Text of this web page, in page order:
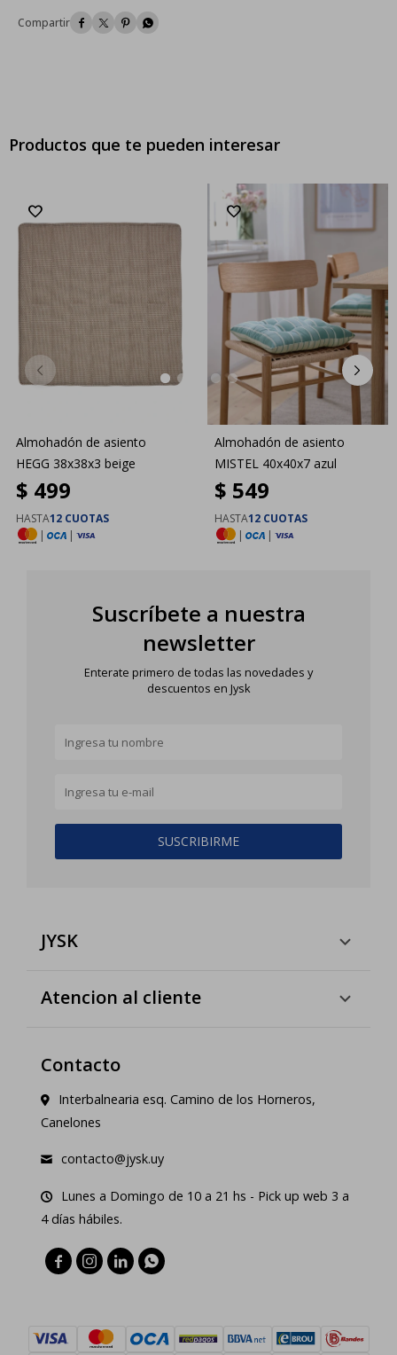
   
Productos que te pueden interesar
Almohadón de asiento
HEGG 38x38x3 beige
$ 499
HASTA12 CUOTAS
|
|
Almohadón de asiento
MISTEL 40x40x7 azul
$ 549
HASTA12 CUOTAS
|
|
Suscríbete a nuestra
newsletter
Enterate primero de todas las novedades y
descuentos en Jysk
SUSCRIBIRME
JYSK
Atencion al cliente
Contacto
Interbalnearia esq. Camino de los Horneros,
Canelones
contacto@jysk.uy
Lunes a Domingo de 10 a 21 hs - Pick up web 3 a
4 días hábiles.
   